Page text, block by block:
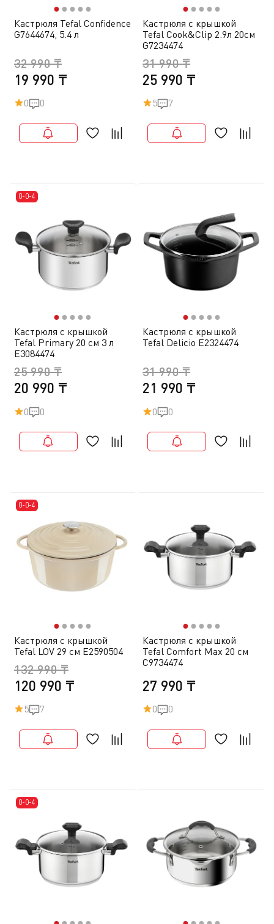
●● ● ● ●
Кастрюля Tefal Confidence
G7644674, 5.4 л
19 990 ₸
32 990 ₸
0 0
●● ● ● ●
Кастрюля с крышкой
Tefal Cook&Clip 2.9л 20см
G7234474
25 990 ₸
31 990 ₸
5 7
0-0-4
●● ● ● ●
Кастрюля с крышкой
Tefal Primary 20 см 3 л
E3084474
20 990 ₸
25 990 ₸
0 0
●● ● ● ●
Кастрюля с крышкой
Tefal Delicio E2324474
21 990 ₸
31 990 ₸
0 0
0-0-4
●● ● ● ●
Кастрюля с крышкой
Tefal LOV 29 см E2590504
120 990 ₸
132 990 ₸
5 7
●● ● ● ●
Кастрюля с крышкой
Tefal Comfort Max 20 см
C9734474
27 990 ₸
0 0
0-0-4